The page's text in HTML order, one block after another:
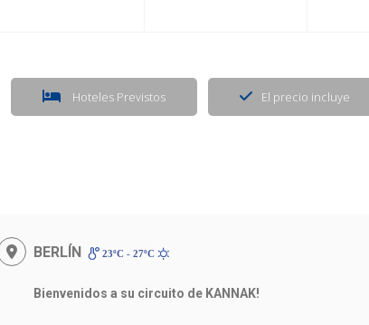
Hoteles Previstos El precio incluye
BERLÍN 23ºC - 27ºC
Bienvenidos a su circuito de KANNAK!